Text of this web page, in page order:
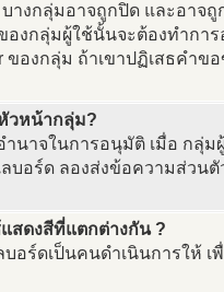
างกลุ่มอาจถูกปิด และอา
องกลุ่มผู้ใช้นั้นจะต้องทำก
ของกลุ่ม ถ้าเขาปฏิเสธคำข
วหน้ากลุ่ม?
าจในการอนุมัติ เมื่อ กลุ่
บอร์ด ลองส่งข้อความส่วนตั
สดงสีที่แตกต่างกัน ?
อร์ดเป็นคนดำเนินการให้